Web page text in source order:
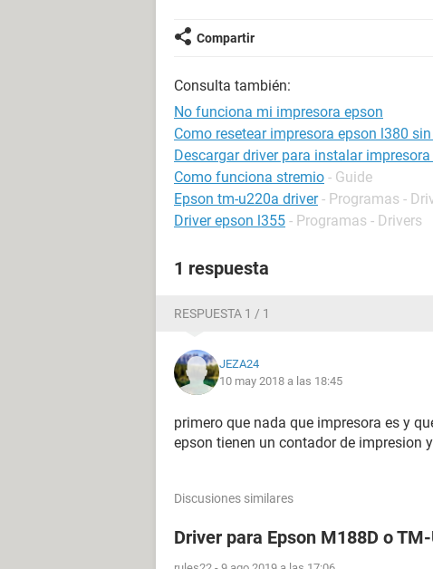
Compartir
Consulta también:
No funciona mi impresora epson
Como resetear impresora epson l380
Descargar driver para instalar
Como funciona stremio - Guide
Epson tm-u220a driver - Programas -
Driver epson l355 - Programas - Drivers
1 respuesta
RESPUESTA 1 / 1
JEZA24
10 may 2018 a las 18:45
primero que nada que impresora es y
epson tienen un contador de impresion
Discusiones similares
Driver para Epson M188D o